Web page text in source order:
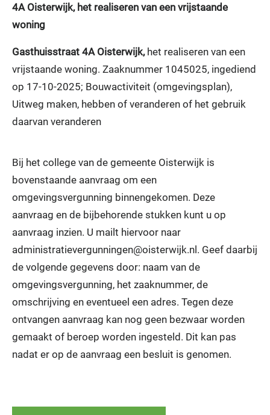
4A Oisterwijk, het realiseren van een vrijstaande
woning
Gasthuisstraat 4A Oisterwijk, het realiseren van een
vrijstaande woning. Zaaknummer 1045025, ingediend
op 17-10-2025; Bouwactiviteit (omgevingsplan),
Uitweg maken, hebben of veranderen of het gebruik
daarvan veranderen
Bij het college van de gemeente Oisterwijk is
bovenstaande aanvraag om een
omgevingsvergunning binnengekomen. Deze
aanvraag en de bijbehorende stukken kunt u op
aanvraag inzien. U mailt hiervoor naar
administratievergunningen@oisterwijk.nl. Geef daarbij
de volgende gegevens door: naam van de
omgevingsvergunning, het zaaknummer, de
omschrijving en eventueel een adres. Tegen deze
ontvangen aanvraag kan nog geen bezwaar worden
gemaakt of beroep worden ingesteld. Dit kan pas
nadat er op de aanvraag een besluit is genomen.